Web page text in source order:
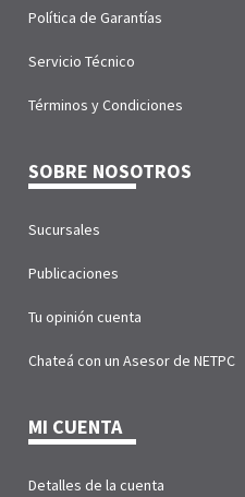
Política de Garantías
Servicio Técnico
Términos y Condiciones
SOBRE NOSOTROS
Sucursales
Publicaciones
Tu opinión cuenta
Chateá con un Asesor de NETPC
MI CUENTA
Detalles de la cuenta